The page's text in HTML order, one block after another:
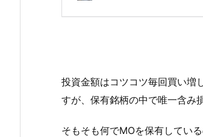
投資金額はコツコツ毎回買い増
すが、保有銘柄の中で唯一含み
そもそも何でMOを保有してい